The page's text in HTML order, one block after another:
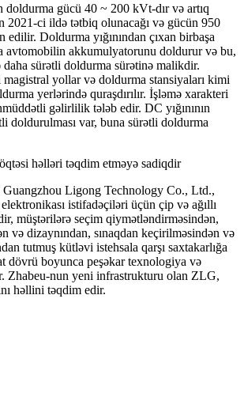
doldurma gücü 40 ~ 200 kVt-dır və artıq
2021-ci ildə tətbiq olunacağı və gücün 950
edilir. Doldurma yığınından çıxan birbaşa
avtomobilin akkumulyatorunu doldurur və bu,
sürətli doldurma sürətinə malikdir.
yollar və doldurma stansiyaları kimi
yerlərində quraşdırılır. İşləmə xarakteri
gəlirlilik tələb edir. DC yığınının
doldurulması var, buna sürətli doldurma
həlləri təqdim etməyə sadiqdir
Guangzhou Ligong Technology Co., Ltd.,
istifadəçiləri üçün çip və ağıllı
müştərilərə seçim qiymətləndirməsindən,
və dizaynından, sınaqdan keçirilməsindən və
tutmuş kütləvi istehsala qarşı saxtakarlığa
dövrü boyunca peşəkar texnologiya və
Zhabeu-nun yeni infrastrukturu olan ZLG,
həllini təqdim edir.